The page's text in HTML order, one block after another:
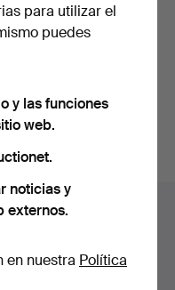
de Facebook
para utilizar el
puedes
y las funciones
web.
noticias y
externos.
en nuestra Política